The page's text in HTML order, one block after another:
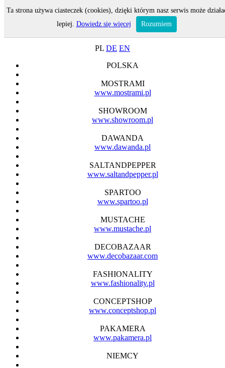
MENU
ON-LINE SHOP
PL DE EN
POLSKA
MOSTRAMI
www.mostrami.pl
SHOWROOM
www.showroom.pl
DAWANDA
www.dawanda.pl
SALTANDPEPPER
www.saltandpepper.pl
SPARTOO
www.spartoo.pl
MUSTACHE
www.mustache.pl
DECOBAZAAR
www.decobazaar.com
FASHIONALITY
www.fashionality.pl
CONCEPTSHOP
www.conceptshop.pl
PAKAMERA
www.pakamera.pl
NIEMCY
Ta strona używa ciasteczek (cookies), dzięki którym nasz serwis może
lepiej. Dowiedz się więcej Rozumiem